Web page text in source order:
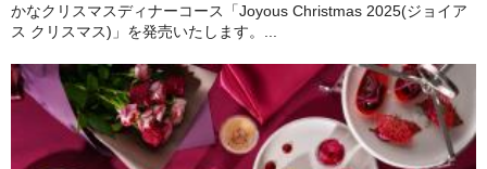
かなクリスマスディナーコース「Joyous Christmas 2025(ジョイア
ス クリスマス)」を発売いたします。...